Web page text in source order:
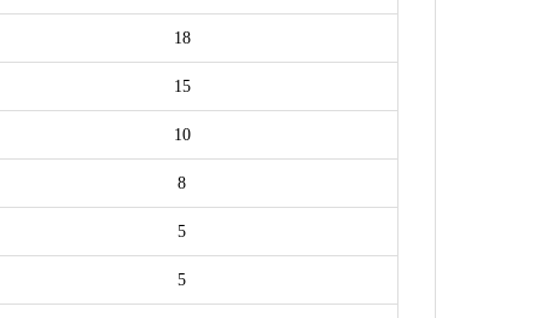
18
15
10
8
5
5